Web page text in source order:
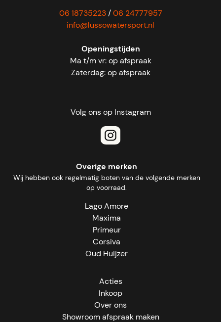
06 18735223/06 24777957
info@lussowatersport.nl
Openingstijden
Ma t/m vr: op afspraak
Zaterdag: op afspraak
Volg ons op Instagram
Overige merken
Wij hebben ook regelmatig boten van de volgende merken
op voorraad.
Lago Amore
Maxima
Primeur
Corsiva
Oud Huijzer
Acties
Inkoop
Over ons
Showroom afspraak maken